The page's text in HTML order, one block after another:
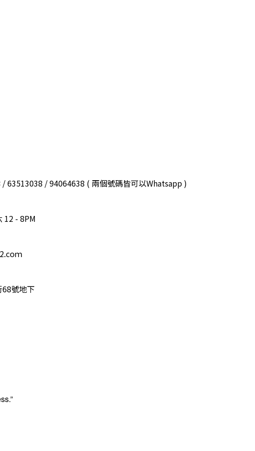
63513038 / 94064638 ( 兩個號碼皆可以Whatsapp )
12 - 8PM
ｍ
號地下